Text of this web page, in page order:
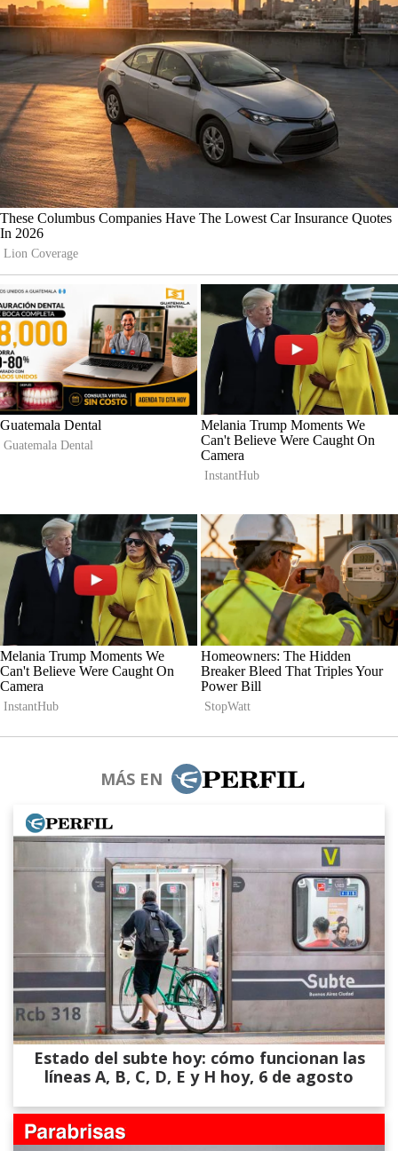
MÁS EN
Estado del subte hoy: cómo funcionan las
líneas A, B, C, D, E y H hoy, 6 de agosto